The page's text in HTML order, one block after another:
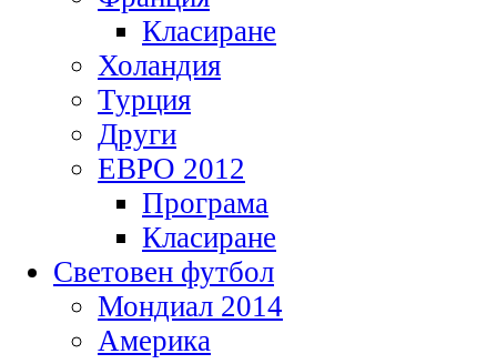
Класиране
Холандия
Турция
Други
ЕВРО 2012
Програма
Класиране
Световен футбол
Мондиал 2014
Америка